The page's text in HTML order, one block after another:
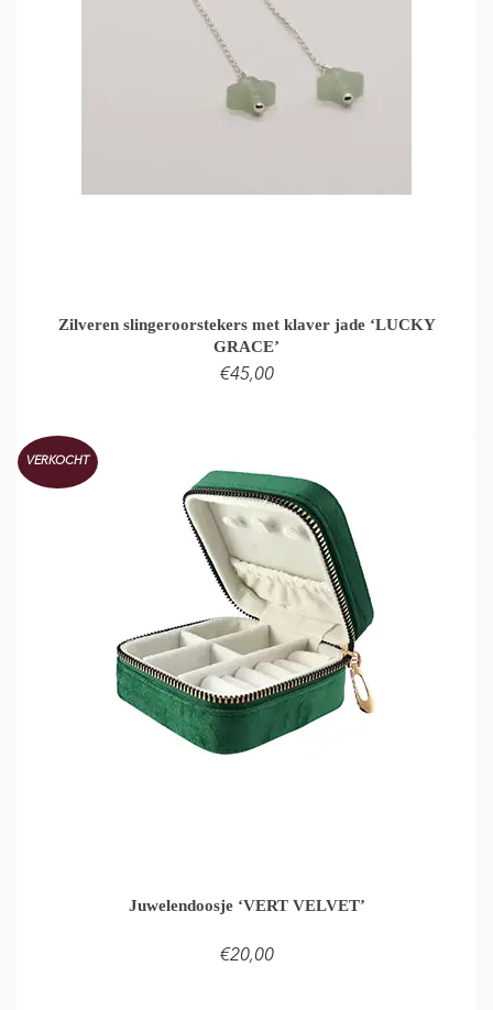
Zilveren slingeroorstekers met klaver jade ‘LUCKY
GRACE’
€45,00
VERKOCHT
Juwelendoosje ‘VERT VELVET’
€20,00